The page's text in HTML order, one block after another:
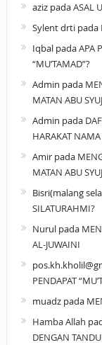
azizpadaASAL
Sylent drtipada
IqbalpadaAPA
“MU’TAMAD”?
Admin pada
MATAN ABU
Admin pada
HARAKAT
Amirpada
MATAN ABU
Bisri(malang
SILATURAHMI?
Nurulpada
AL-JUWAINI
PENDAPAT
muadzpada
Hamba Allah
DENGAN